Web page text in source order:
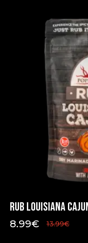
Rub Louisiana
13.99€
8.99€